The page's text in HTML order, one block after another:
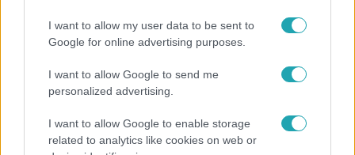
I want to allow my user data to be sent to
Google for online advertising purposes.
I want to allow Google to send me
personalized advertising.
I want to allow Google to enable storage
related to analytics like cookies on web or
Miló Viki könnyeit nyelve mesélte el a Fókusznak, hogy
azért jelentette fel egyik kutyája állatorvosát, mert
műhiba miatt három kutyája elpusztult. A világbajnok
kutyákat nevelő világbajnok ökölvívó úgy érzi, más